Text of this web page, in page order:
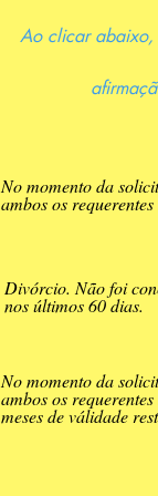
Ao clicar abaixo,
No momento da
ambos os
Divórcio. Não foi
nos últimos 60 dias.
No momento da
ambos os
meses de válidade